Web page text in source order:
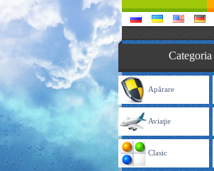
Apărare
Aviaţie
Clasic